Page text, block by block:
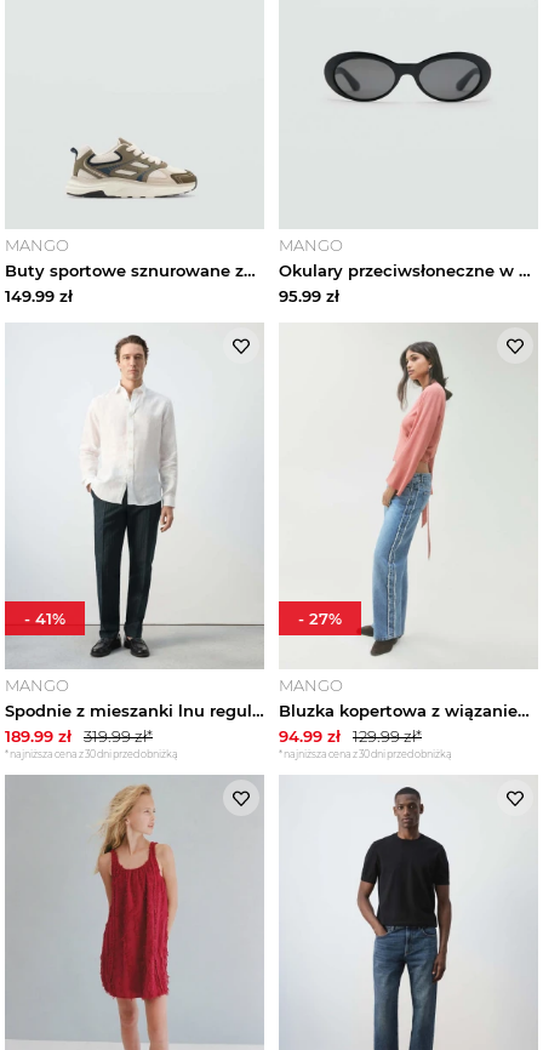
MANGO
Buty sportowe sznurowane ze wstawkami khaki - Dzieci - MANGO KIDS
149.99 zł
MANGO
Okulary przeciwsłoneczne w owalnej oprawce czarny - Kobieta - Rozmiar uniwersalny - MANGO
95.99 zł
MANGO
Spodnie z mieszanki lnu regular fit w prążki granatowy - Mężczyzna - MANGO MAN
189.99 zł 319.99zł*
*najniższa cena z 30 dni przed obniżką
- 41%
MANGO
Bluzka kopertowa z wiązaniem na kokardę pomarańczowy - Teen - MANGO TEEN
94.99 zł 129.99zł*
*najniższa cena z 30 dni przed obniżką
- 27%